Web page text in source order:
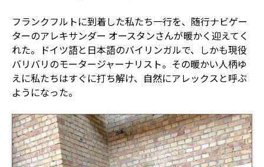
フランクフルトに到着した私たち一行を、随行ナビゲー
ターのアレキサンダー オースタンさんが暖かく迎えてく
れた。ドイツ語と日本語のバイリンガルで、しかも現役
バリバリのモータージャーナリスト。その暖かい人柄ゆ
えに私たちはすぐに打ち解け、自然にアレックスと呼ぶ
ようになった。